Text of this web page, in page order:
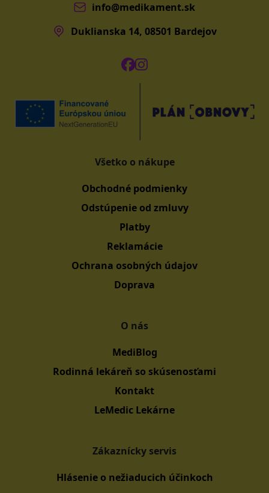
info@medikament.sk
Duklianska 14, 08501 Bardejov
Všetko o nákupe
Obchodné podmienky
Odstúpenie od zmluvy
Platby
Reklamácie
Ochrana osobných údajov
Doprava
O nás
MediBlog
Rodinná lekáreň so skúsenosťami
Kontakt
LeMedic Lekárne
Zákaznícky servis
Hlásenie o nežiaducich účinkoch